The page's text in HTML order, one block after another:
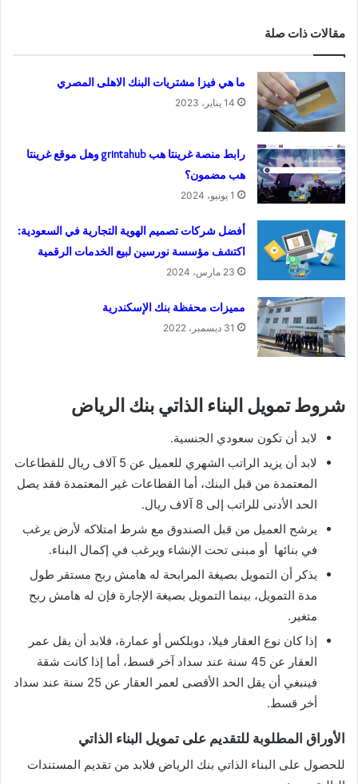
مقالات ذات صلة
ما هي فيزا مشتريات البنك الاهلى المصري
14 يناير، 2023
رابط منصة غرينتا هب grintahub وهل موقع غرينتا
هب مضمون؟
1 يونيو، 2024
أفضل شركات تصميم الهوية التجارية في السعودية:
اكتشف مؤسسة نورسين لبيع الخدمات الرقمية
23 مارس، 2024
مميزات محفظة بنك الإسكندرية
31 ديسمبر، 2022
شروط تمويل البناء الذاتي بنك الرياض
لابد أن تكون سعودي الجنسية.
لابد أن يزيد الراتب الشهري للعميل عن 5 آلاف ريال للقطاعات
المعتمدة من قبل البنك، أما القطاعات غير المعتمدة فقد يصل
الحد الأدنى للراتب إلى 8 آلاف ريال.
يرشح العميل من قبل الصندوق مع شرط امتلاكه لأرض يرغب
في بنائها أو مبنى تحت الإنشاء ويرغب في إكمال البناء.
يذكر أن التمويل بصيغة المرابحة له هامش ربح مستقر طول
مدة التمويل، بينما التمويل بصيغة الإجارة فإن له هامش ربح
متغير.
إذا كان نوع العقار فيلا، دوبلكس أو عمارة، فلابد أن يقل عمر
العقار عن 45 سنة عند سداد آخر قسط، أما إذا كانت شقة
فينبغي أن يقل الحد الأقصى لعمر العقار عن 25 سنة عند سداد
أخر قسط.
الأوراق المطلوبة للتقديم على تمويل البناء الذاتي
للحصول على البناء الذاتي بنك الرياض فلابد من تقديم المستندات